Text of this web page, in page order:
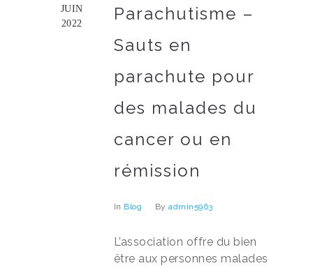
JUIN
2022
Parachutisme –
Sauts en
parachute pour
des malades du
cancer ou en
rémission
In Blog Byadmin5963
L’association offre du bien
être aux personnes malades